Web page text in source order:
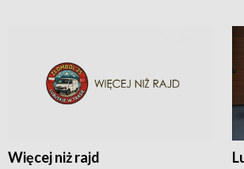
Więcej niż rajd